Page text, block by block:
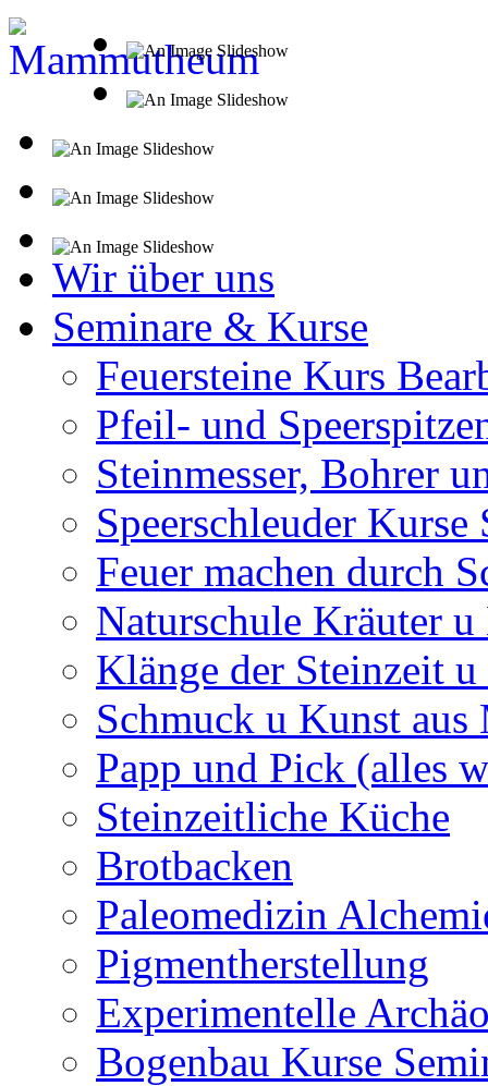
Wir über uns
Seminare & Kurse
Feuersteine Kurs
Pfeil- und
Steinmesser, Bohrer
Speerschleuder Kurse
Feuer machen durch
Naturschule Kräuter
Klänge der Steinzeit u
Schmuck u Kunst
Papp und Pick (alles
Steinzeitliche Küche
Brotbacken
Paleomedizin
Pigmentherstellung
Experimentelle
Bogenbau Kurse